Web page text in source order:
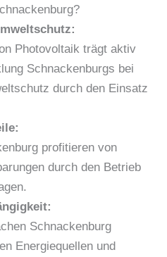
Photovoltaik trägt aktiv
Schnackenburgs bei
durch den Einsatz
profitieren von
durch den Betrieb
Schnackenburg
Energiequellen und